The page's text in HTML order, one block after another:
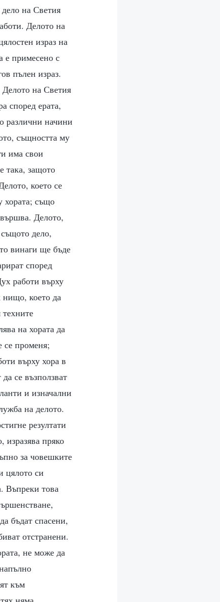
на Светия
Делото на
израз на
е примесено с
пълен израз.
на Светия
според ерата,
различни начини
същността му
има свои
така, защото
което се
хората; също
Делото,
дело,
винаги ще бъде
според
работи върху
нищо, което да
на хората да
се променя;
върху хора в
се възползват
и изначални
на делото.
резултати
изразява пряко
за човешките
цялото си
Въпреки това
бъдат спасени,
отстранени.
не може да
към